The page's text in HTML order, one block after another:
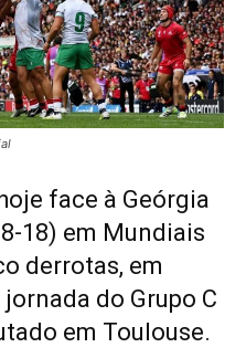
face à Geórgia
18) em Mundiais
derrotas, em
do Grupo C
em Toulouse.